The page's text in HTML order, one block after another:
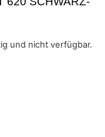
und nicht verfügbar.